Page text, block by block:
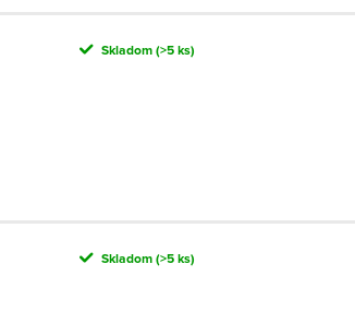
Skladom(>5 ks)
Skladom(>5 ks)